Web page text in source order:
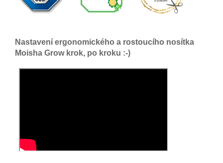
Nastavení ergonomického a rostoucího nosítka
Moisha Grow krok, po kroku :-)